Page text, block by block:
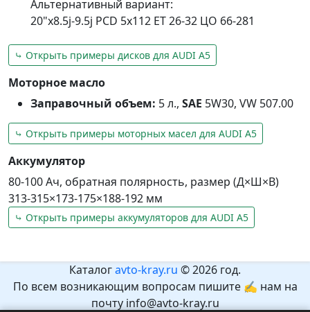
Альтернативный вариант:
20"x8.5j-9.5j PCD 5x112 ET 26-32 ЦО 66-281
⤷ Открыть примеры дисков для AUDI A5
Моторное масло
Заправочный объем: 5 л., SAE 5W30, VW 507.00
⤷ Открыть примеры моторных масел для AUDI A5
Аккумулятор
80-100 Ач, обратная полярность, размер (Д×Ш×В)
313-315×173-175×188-192 мм
⤷ Открыть примеры аккумуляторов для AUDI A5
Каталогavto-kray.ru © 2026 год.
По всем возникающим вопросам пишите ✍ нам на
почту info@avto-kray.ru